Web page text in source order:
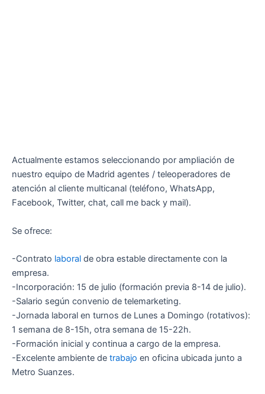
Actualmente estamos seleccionando por ampliación de
nuestro equipo de Madrid agentes / teleoperadores de
atención al cliente multicanal (teléfono, WhatsApp,
Facebook, Twitter, chat, call me back y mail).
Se ofrece:
-Contrato laboral de obra estable directamente con la
empresa.
-Incorporación: 15 de julio (formación previa 8-14 de julio).
-Salario según convenio de telemarketing.
-Jornada laboral en turnos de Lunes a Domingo (rotativos):
1 semana de 8-15h, otra semana de 15-22h.
-Formación inicial y continua a cargo de la empresa.
-Excelente ambiente de trabajo en oficina ubicada junto a
Metro Suanzes.